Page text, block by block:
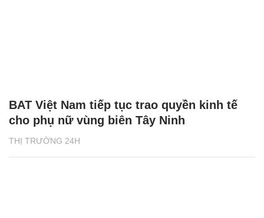
THỊ TRƯỜNG 24H
BAT Việt Nam tiếp tục trao quyền kinh tế
cho phụ nữ vùng biên Tây Ninh